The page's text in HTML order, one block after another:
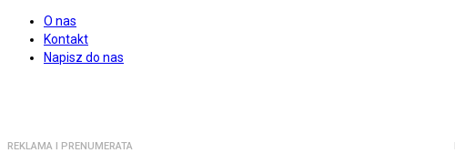
O nas
Kontakt
Napisz do nas
REKLAMA I PRENUMERATA